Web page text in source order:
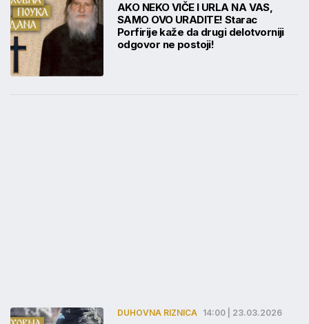
AKO NEKO VIČE I URLA NA VAS,
SAMO OVO URADITE! Starac
Porfirije kaže da drugi delotvorniji
odgovor ne postoji!
DUHOVNA RIZNICA 14:00 | 23.03.2026